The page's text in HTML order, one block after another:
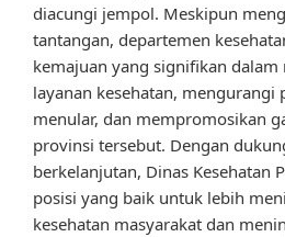
diacungi jempol. Meskipun
tantangan, departemen
kemajuan yang signifikan dalam
layanan kesehatan, mengurangi
menular, dan mempromosikan
provinsi tersebut. Dengan
berkelanjutan, Dinas Kesehatan
posisi yang baik untuk lebih
kesehatan masyarakat dan